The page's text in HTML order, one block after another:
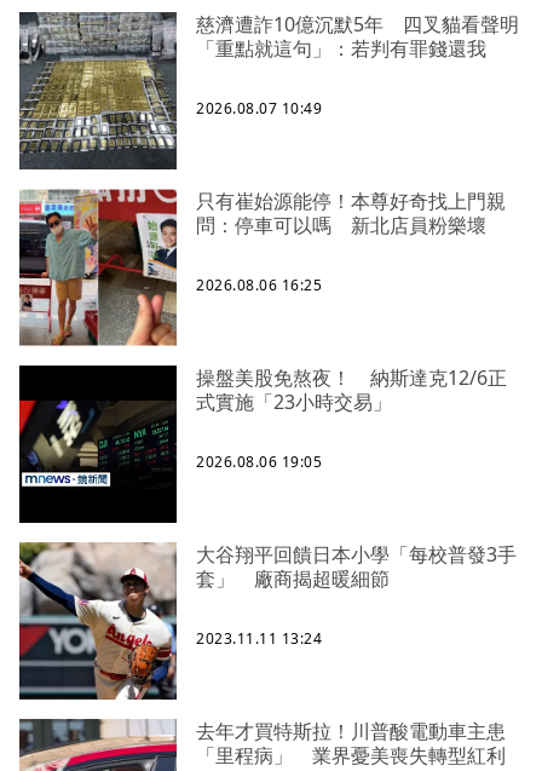
慈濟遭詐10億沉默5年 四叉貓看聲明
「重點就這句」：若判有罪錢還我
2026.08.07 10:49
只有崔始源能停！本尊好奇找上門親
問：停車可以嗎 新北店員粉樂壞
2026.08.06 16:25
操盤美股免熬夜！ 納斯達克12/6正
式實施「23小時交易」
2026.08.06 19:05
大谷翔平回饋日本小學「每校普發3手
套」 廠商揭超暖細節
2023.11.11 13:24
去年才買特斯拉！川普酸電動車主患
「里程病」 業界憂美喪失轉型紅利